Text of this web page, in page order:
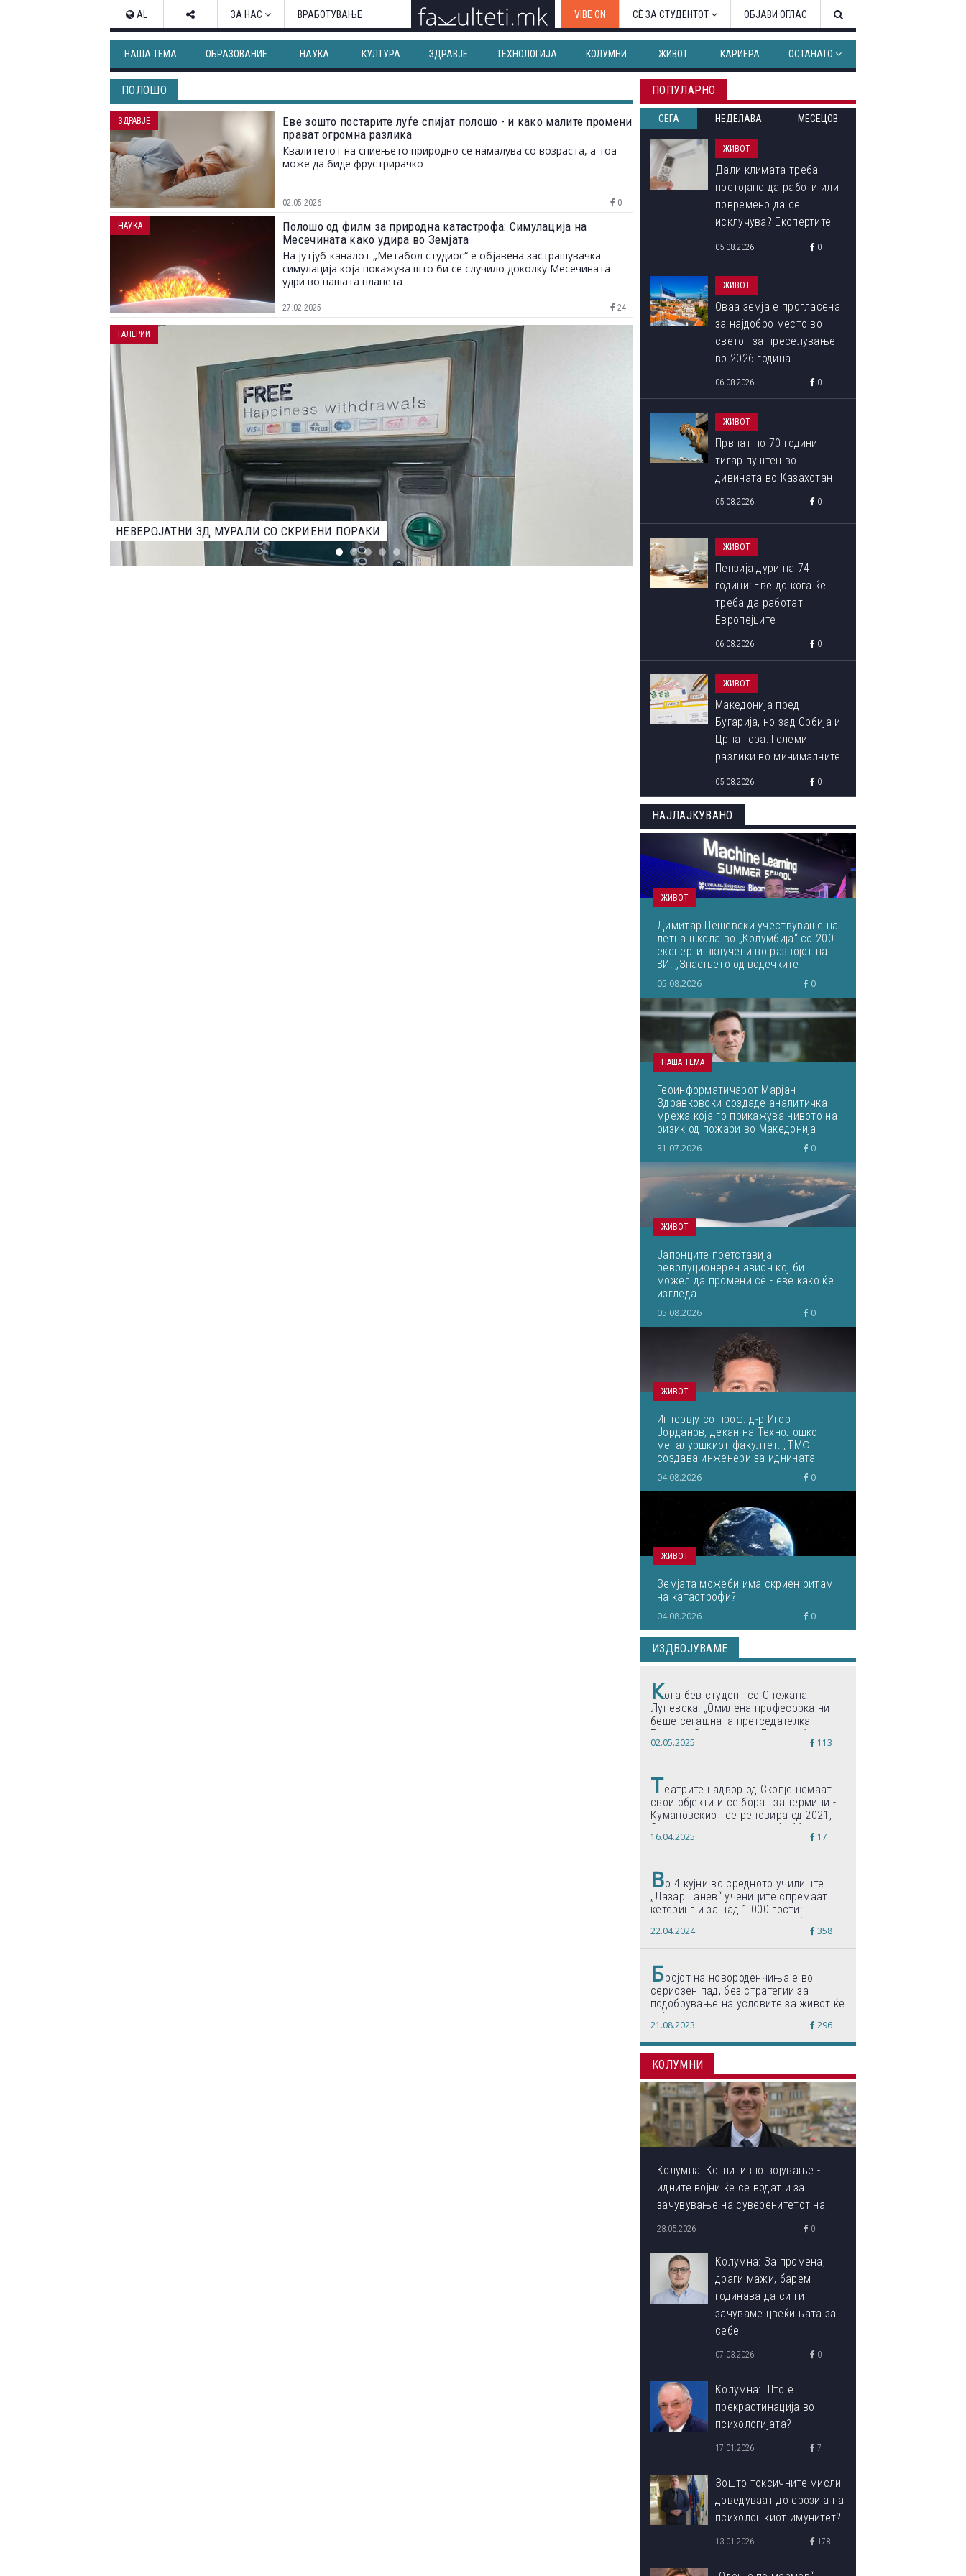
AL ЗА НАС ВРАБОТУВАЊЕ VIBE ON СЀ ЗА СТУДЕНТОТ ОБЈАВИ ОГЛАС
НАША ТЕМА ОБРАЗОВАНИЕ НАУКА КУЛТУРА ЗДРАВЈЕ ТЕХНОЛОГИЈА КОЛУМНИ ЖИВОТ КАРИЕРА ОСТАНАТО
ПОЛОШО
Еве зошто постарите луѓе спијат полошо - и како малите промени
прават огромна разлика
Квалитетот на спиењето природно се намалува со возраста, а тоа
може да биде фрустрирачко
02.05.2026 0
ЗДРАВЈЕ
Полошо од филм за природна катастрофа: Симулација на
Месечината како удира во Земјата
На јутјуб-каналот „Метабол студиос“ е објавена застрашувачка
симулација која покажува што би се случило доколку Месечината
удри во нашата планета
27.02.2025 24
НАУКА
НАЈДОБРИТЕ ФОТОГРАФИИ ОД НАТПРЕВАРОТ ЗА НАЈДОБАР ФОТОГРАФ НА ДИВИОТ СВЕТ НА
2023 ГОДИНА
ГАЛЕРИИ
ПОПУЛАРНО
СЕГА НЕДЕЛАВА МЕСЕЦОВ
ЖИВОТ
Дали климата треба
постојано да работи или
повремено да се
исклучува? Експертите
троши помалку струја
05.08.2026 0
ЖИВОТ
Оваа земја е прогласена
за најдобро место во
светот за преселување
во 2026 година
06.08.2026 0
ЖИВОТ
Првпат по 70 години
тигар пуштен во
дивината во Казахстан
05.08.2026 0
ЖИВОТ
Пензија дури на 74
години: Еве до кога ќе
треба да работат
Европејците
06.08.2026 0
ЖИВОТ
Македонија пред
Бугарија, но зад Србија и
Црна Гора: Големи
разлики во минималните
05.08.2026 0
НАЈЛАЈКУВАНО
ЖИВОТ
Димитар Пешевски учествуваше на
летна школа во „Колумбија“ со 200
експерти вклучени во развојот на
ВИ: „Знаењето од водечките
светски ВИ-истражувачи ќе им го
пренесам на студентите“
05.08.2026 0
НАША ТЕМА
Геоинформатичарот Марјан
Здравковски создаде аналитичка
мрежа која го прикажува нивото на
ризик од пожари во Македонија
31.07.2026 0
ЖИВОТ
Јапонците претставија
револуционерен авион кој би
можел да промени сѐ - еве како ќе
изгледа
05.08.2026 0
ЖИВОТ
Интервју со проф. д-р Игор
Јорданов, декан на Технолошко-
металуршкиот факултет: „ТМФ
создава инженери за иднината
преку нов развоен циклус!“
04.08.2026 0
ЖИВОТ
Земјата можеби има скриен ритам
на катастрофи?
04.08.2026 0
ИЗДВОЈУВАМЕ
Кога бев студент со Снежана
Лупевска: „Омилена професорка ни
беше сегашната претседателка
Гордана Сиљановска-Давкова“
02.05.2025 113
Театрите надвор од Скопје немаат
свои објекти и се борат за термини -
Кумановскиот се реновира од 2021,
Струмичкиот се гради веќе 11 години
16.04.2025 17
Во 4 кујни во средното училиште
„Лазар Танев“ учениците спремаат
кетеринг и за над 1.000 гости:
„Формиравме компанија и работиме
по светски стандарди“
22.04.2024 358
Бројот на новороденчиња е во
сериозен пад, без стратегии за
подобрување на условите за живот ќе
дојде до затворање на училишта,
предупредуваат експертите
21.08.2023 296
КОЛУМНИ
Колумна: Когнитивно војување -
идните војни ќе се водат и за
зачувување на суверенитетот на
сопствениот ум
28.05.2026 0
Колумна: За промена,
драги мажи, барем
годинава да си ги
зачуваме цвеќињата за
себе
07.03.2026 0
Колумна: Што е
прекрастинација во
психологијата?
17.01.2026 7
Зошто токсичните мисли
доведуваат до ерозија на
психолошкиот имунитет?
13.01.2026 178